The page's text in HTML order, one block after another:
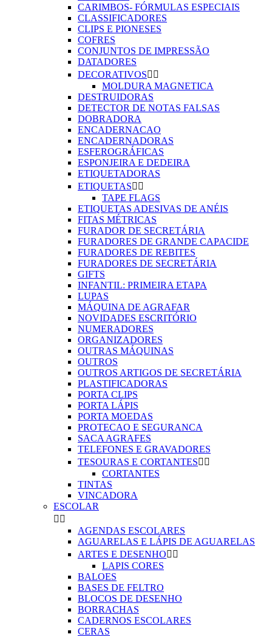
CARIMBOS- FÓRMULAS ESPECIAIS
CLASSIFICADORES
CLIPS E PIONESES
COFRES
CONJUNTOS DE IMPRESSÃO
DATADORES
DECORATIVOS 
MOLDURA MAGNETICA
DESTRUIDORAS
DETECTOR DE NOTAS FALSAS
DOBRADORA
ENCADERNACAO
ENCADERNADORAS
ESFEROGRÁFICAS
ESPONJEIRA E DEDEIRA
ETIQUETADORAS
ETIQUETAS 
TAPE FLAGS
ETIQUETAS ADESIVAS DE ANÉIS
FITAS MÉTRICAS
FURADOR DE SECRETÁRIA
FURADORES DE GRANDE CAPACIDE
FURADORES DE REBITES
FURADORES DE SECRETÁRIA
GIFTS
INFANTIL: PRIMEIRA ETAPA
LUPAS
MÁQUINA DE AGRAFAR
NOVIDADES ESCRITÓRIO
NUMERADORES
ORGANIZADORES
OUTRAS MÁQUINAS
OUTROS
OUTROS ARTIGOS DE SECRETÁRIA
PLASTIFICADORAS
PORTA CLIPS
PORTA LÁPIS
PORTA MOEDAS
PROTECAO E SEGURANCA
SACA AGRAFES
TELEFONES E GRAVADORES
TESOURAS E CORTANTES 
CORTANTES
TINTAS
VINCADORA
ESCOLAR
 
AGENDAS ESCOLARES
AGUARELAS E LÁPIS DE AGUARELAS
ARTES E DESENHO 
LAPIS CORES
BALOES
BASES DE FELTRO
BLOCOS DE DESENHO
BORRACHAS
CADERNOS ESCOLARES
CERAS